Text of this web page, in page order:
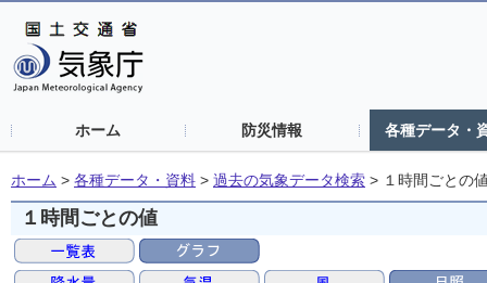
ホーム 防災情報 各種データ・
ホーム > 各種データ・資料 > 過去の気象データ検索 > １時間ごとの
１時間ごとの値